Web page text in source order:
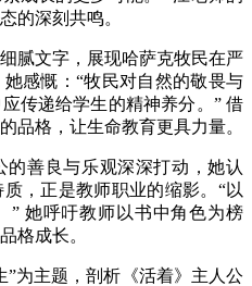
的深刻共鸣。
腻文字，展现哈萨克牧民在严
感慨：“牧民对自然的敬畏与
传递给学生的精神养分。” 借
品格，让生命教育更具力量。
善良与乐观深深打动，她认
，正是教师职业的缩影。“以
” 她呼吁教师以书中角色为榜
格成长。
”为主题，剖析《活着》主人公